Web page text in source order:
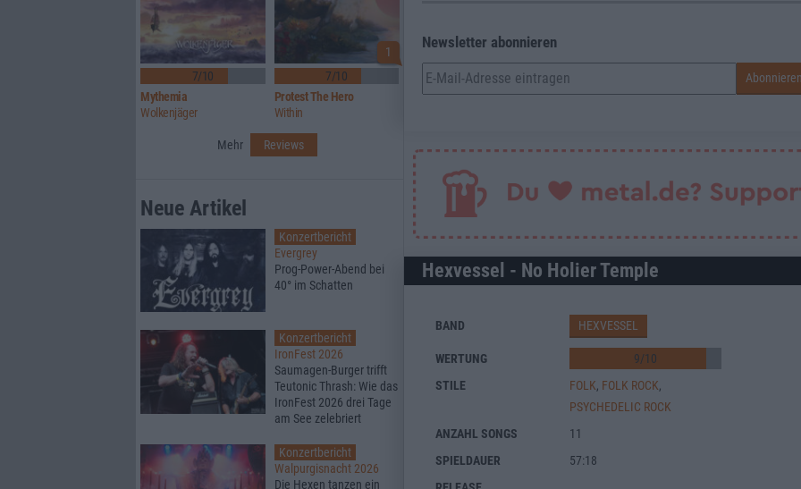
Newsletter abonnieren
Hexvessel - No Holier Temple
BAND HEXVESSEL
WERTUNG 9/10
STILE
FOLK, FOLK ROCK,
PSYCHEDELIC ROCK
ANZAHL SONGS
11
SPIELDAUER
57:18
7/10
Mythemia
Wolkenjäger
1
7/10
Protest The Hero
Within
Mehr Reviews
Neue Artikel
Konzertbericht
Evergrey
Prog-Power-Abend bei
40° im Schatten
Konzertbericht
IronFest 2026
Saumagen-Burger trifft
Teutonic Thrash: Wie das
IronFest 2026 drei Tage
am See zelebriert
Konzertbericht
Walpurgisnacht 2026
Die Hexen tanzen ein